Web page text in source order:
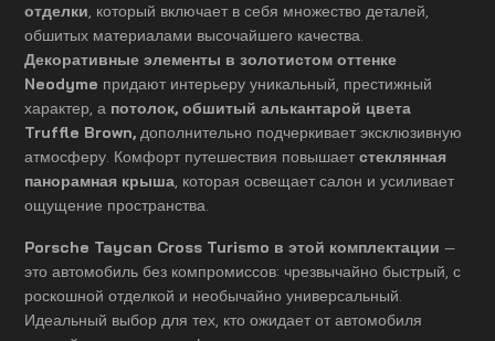
отделки , который включает в себя множество деталей,
обшитых материалами высочайшего качества.
Декоративные элементы в золотистом оттенке
Neodyme придают интерьеру уникальный, престижный
характер, а потолок, обшитый алькантарой цвета
Truffle Brown, дополнительно подчеркивает эксклюзивную
атмосферу. Комфорт путешествия повышаетстеклянная
панорамная крыша , которая освещает салон и усиливает
ощущение пространства.
Porsche Taycan Cross Turismo в этой комплектации —
это автомобиль без компромиссов: чрезвычайно быстрый, с
роскошной отделкой и необычайно универсальный.
Идеальный выбор для тех, кто ожидает от автомобиля